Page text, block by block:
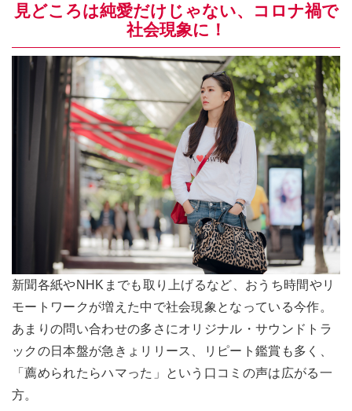
見どころは純愛だけじゃない、コロナ禍で
社会現象に！
新聞各紙やNHKまでも取り上げるなど、おうち時間やリ
モートワークが増えた中で社会現象となっている今作。
あまりの問い合わせの多さにオリジナル・サウンドトラ
ックの日本盤が急きょリリース、リピート鑑賞も多く、
「薦められたらハマった」という口コミの声は広がる一
方。